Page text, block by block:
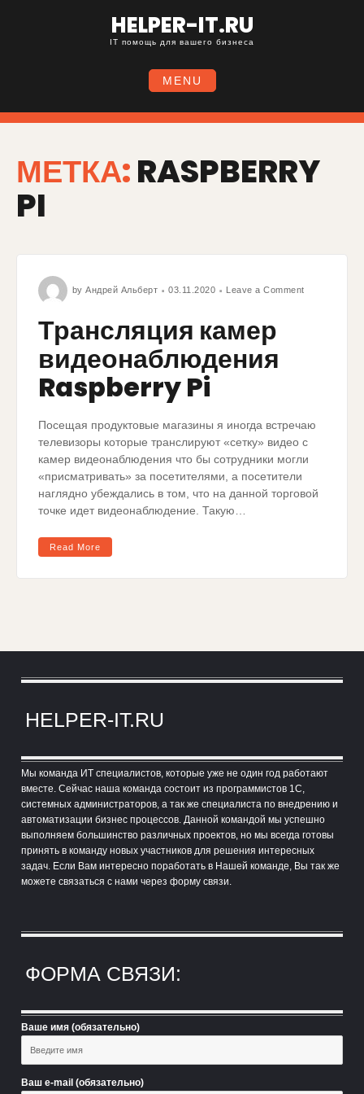
HELPER-IT.RU
IT помощь для вашего бизнеса
MENU
МЕТКА:RASPBERRY
PI
byАндрей Альберт 03.11.2020 Leave a Comment
Трансляция камер
видеонаблюдения
Raspberry Pi
Посещая продуктовые магазины я иногда встречаю
телевизоры которые транслируют «сетку» видео с
камер видеонаблюдения что бы сотрудники могли
«присматривать» за посетителями, а посетители
наглядно убеждались в том, что на данной торговой
точке идет видеонаблюдение. Такую…
Read More
HELPER-IT.RU
Мы команда ИТ специалистов, которые уже не один год работают
вместе. Сейчас наша команда состоит из программистов 1С,
системных администраторов, а так же специалиста по внедрению и
автоматизации бизнес процессов. Данной командой мы успешно
выполняем большинство различных проектов, но мы всегда готовы
принять в команду новых участников для решения интересных
задач. Если Вам интересно поработать в Нашей команде, Вы так же
можете связаться с нами через форму связи.
ФОРМА СВЯЗИ:
Ваше имя (обязательно)
Ваш e-mail (обязательно)